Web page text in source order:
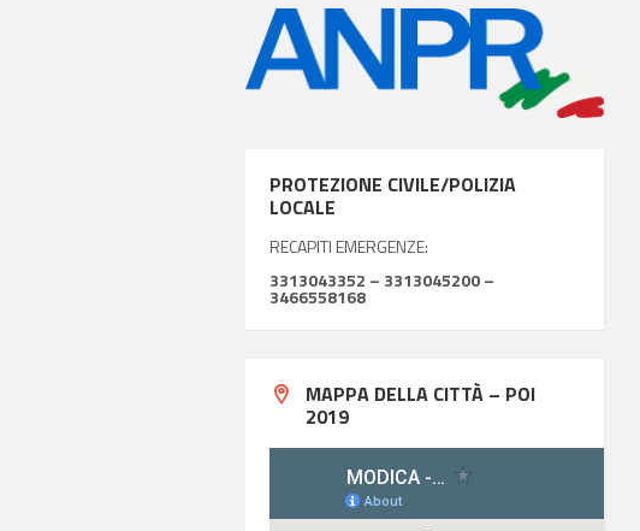
PROTEZIONE CIVILE/POLIZIA
LOCALE
RECAPITI EMERGENZE:
3313043352 – 3313045200 –
3466558168
MAPPA DELLA CITTÀ – POI
2019